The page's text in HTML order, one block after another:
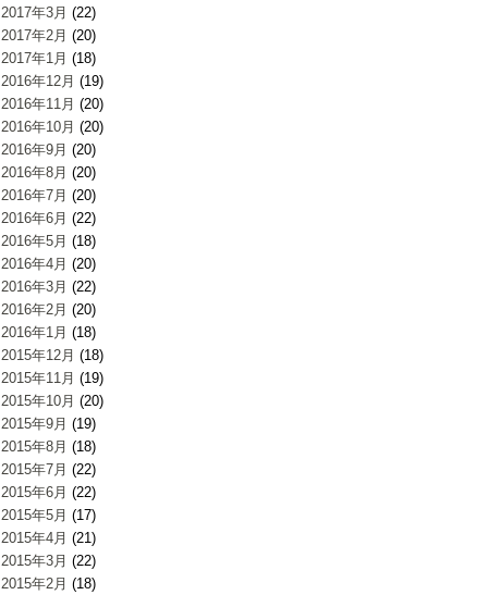
2017年3月 (22)
2017年2月 (20)
2017年1月 (18)
2016年12月 (19)
2016年11月 (20)
2016年10月 (20)
2016年9月 (20)
2016年8月 (20)
2016年7月 (20)
2016年6月 (22)
2016年5月 (18)
2016年4月 (20)
2016年3月 (22)
2016年2月 (20)
2016年1月 (18)
2015年12月 (18)
2015年11月 (19)
2015年10月 (20)
2015年9月 (19)
2015年8月 (18)
2015年7月 (22)
2015年6月 (22)
2015年5月 (17)
2015年4月 (21)
2015年3月 (22)
2015年2月 (18)